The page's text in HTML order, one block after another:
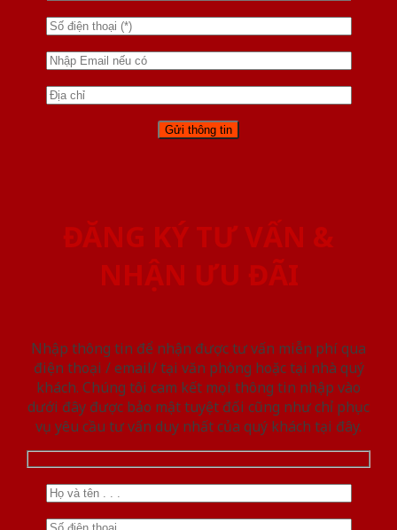
ĐĂNG KÝ TƯ VẤN &
NHẬN ƯU ĐÃI
Nhập thông tin để nhận được tư vấn miễn phí qua
điện thoại / email/ tại văn phòng hoặc tại nhà quý
khách. Chúng tôi cam kết mọi thông tin nhập vào
dưới đây được bảo mật tuyệt đối cũng như chỉ phục
vụ yêu cầu tư vấn duy nhất của quý khách tại đây.